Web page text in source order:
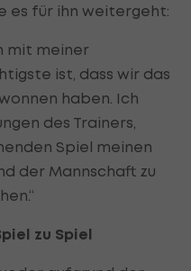
es für ihn weitergeht:
mit meiner
ist, dass wir das
haben. Ich
des Trainers,
Spiel meinen
der Mannschaft zu
zu Spiel